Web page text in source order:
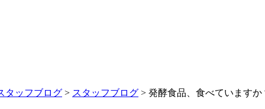
タッフブログ > スタッフブログ > 発酵食品、食べていますか